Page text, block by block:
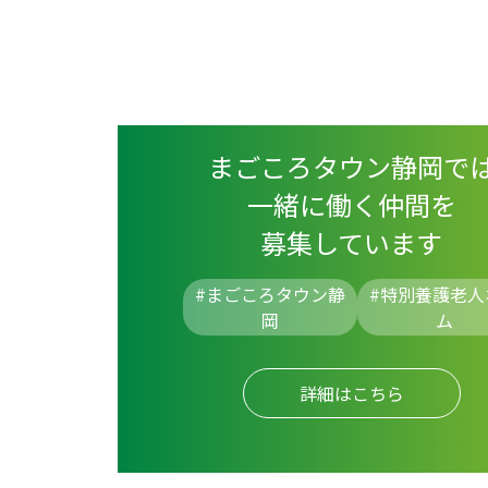
まごころタウン静岡で
一緒に働く仲間を
募集しています
#まごころタウン静
岡
#特別養護老
ム
詳細はこちら